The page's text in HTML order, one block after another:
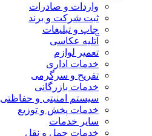
واردات و صادرات
ثبت شرکت و برند
چاپ و تبلیغات
آتلیه عکاسی
تعمیر لوازم
خدمات اداری
تفریح و سرگرمی
خدمات بازرگانی
سیستم امنیتی و حفاظتی
خدمات پخش و توزیع
سایر خدمات
خدمات حمل و نقل